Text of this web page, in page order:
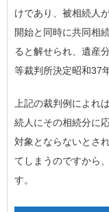
けであり、被相続人
開始と同時に共同相
ると解せられ、遺産
等裁判所決定昭和37
上記の裁判例によれ
続人にその相続分に
対象とならないとさ
てしまうのですから
す。